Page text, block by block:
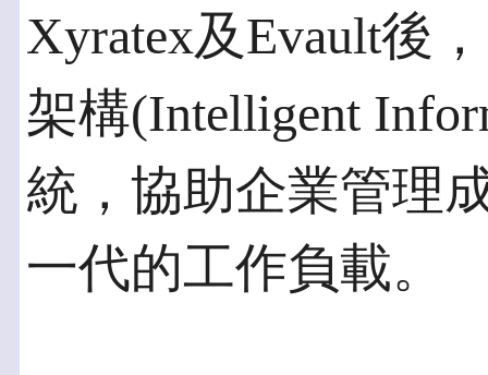
Xyratex及Evault後
架構(Intelligent
統，協助企業管理
一代的工作負載。